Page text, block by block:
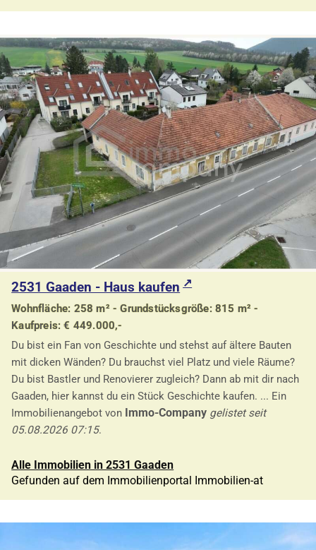
2531 Gaaden - Haus kaufen
Wohnfläche: 258 m² - Grundstücksgröße: 815 m² -
Kaufpreis: € 449.000,-
Du bist ein Fan von Geschichte und stehst auf ältere Bauten
mit dicken Wänden? Du brauchst viel Platz und viele Räume?
Du bist Bastler und Renovierer zugleich? Dann ab mit dir nach
Gaaden, hier kannst du ein Stück Geschichte kaufen. ... Ein
Immobilienangebot von Immo-Company gelistet seit
05.08.2026 07:15.
Alle Immobilien in 2531 Gaaden
Gefunden auf dem Immobilienportal Immobilien-at